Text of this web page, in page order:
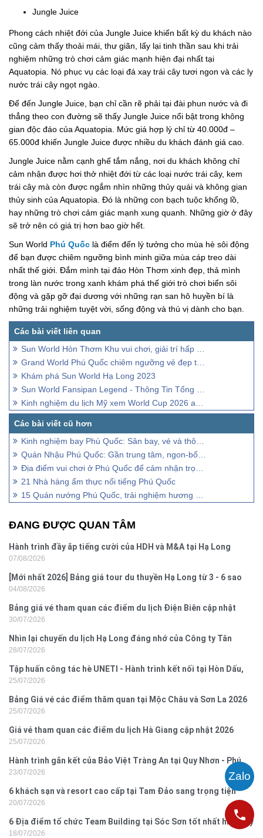
Jungle Juice
Phong cách nhiệt đới của Jungle Juice khiến bất kỳ du khách nào
cũng cảm thấy thoải mái, thư giãn, lấy lại tinh thần sau khi trải
nghiệm những trò chơi cảm giác mạnh hiện đại nhất tại
Aquatopia. Nó phục vụ các loại đá xay trái cây tươi ngon và các ly
nước trái cây ngọt ngào.
Để đến Jungle Juice, bạn chỉ cần rẽ phải tại đài phun nước và đi
thẳng theo con đường sẽ thấy Jungle Juice nổi bật trong không
gian độc đáo của Aquatopia. Mức giá hợp lý chỉ từ 40.000đ –
65.000đ khiến Jungle Juice được nhiều du khách đánh giá cao.
Jungle Juice nằm cạnh ghế tắm nắng, nơi du khách không chỉ
cảm nhận được hơi thở nhiệt đới từ các loại nước trái cây, kem
trái cây mà còn được ngắm nhìn những thủy quái và không gian
thủy sinh của Aquatopia. Đó là những con bạch tuộc khổng lồ,
hay những trò chơi cảm giác mạnh xung quanh. Những giờ ở đây
sẽ trở nên có giá trị hơn bao giờ hết.
Sun World Phú Quốc là điểm đến lý tưởng cho mùa hè sôi động
để bạn được chiêm ngưỡng bình minh giữa mùa cáp treo dài
nhất thế giới. Đắm mình tại đảo Hòn Thơm xinh đẹp, thả mình
trong làn nước trong xanh khám phá thế giới trò chơi biển sôi
động và gặp gỡ đại dương với những rạn san hô huyền bí là
những trải nghiệm tuyệt vời, sống động và thú vị dành cho bạn.
Sun World Hòn Thơm Khu vui chơi, giải trí hấp dẫn hàng đầu Việt Nam
Grand World Phú Quốc chiêm ngưỡng vẻ đẹp thiên đường đầy màu sắc
Khám phá Sun World Hạ Long 2023
Sun World Fansipan Legend - Thông Tin Tổng Hợp
Kinh nghiệm du lịch Mỹ xem World Cup 2026 an toàn, tiết kiệm
Kinh nghiệm bay Phú Quốc: Sân bay, vé và thông tin cần biết
Quán Nhậu Phú Quốc: Gần trung tâm, ngon-bổ-rẻ
Địa điểm vui chơi ở Phú Quốc để cảm nhận trọn vẹn niềm vui bất tận
21 Nhà hàng ẩm thực nổi tiếng Phú Quốc
15 Quán nướng Phú Quốc, trải nghiệm hương vị mộc mạc tươi ngon hấp dẫn của hải sản đánh bắt tại vùng biển ngọc
ĐANG ĐƯỢC QUAN TÂM
Hành trình đầy ắp tiếng cười của HDH và M&A tại Hạ Long
07/08/2026
[Mới nhất 2026] Bảng giá tour du thuyền Hạ Long từ 3 - 6 sao
04/08/2026
Bảng giá vé tham quan các điểm du lịch Điện Biên cập nhật
2026
30/07/2026
Nhìn lại chuyến du lịch Hạ Long đáng nhớ của Công ty Tân
Hưng 2026
28/07/2026
Tập huấn công tác hè UNETI - Hành trình kết nối tại Hòn Dấu,
Đồ Sơn
25/07/2026
Bảng Giá vé các điểm thăm quan tại Mộc Châu và Sơn La 2026
25/07/2026
Giá vé tham quan các điểm du lịch Hà Giang cập nhật 2026
25/07/2026
Hành trình gắn kết của Bảo Việt Tràng An tại Quy Nhơn - Phú
Yên
23/07/2026
6 khách sạn và resort cao cấp tại Tam Đảo sang trọng tiện
nghi
20/07/2026
6 Địa điểm tổ chức Team Building tại Sóc Sơn tốt nhất hiện nay
18/07/2026